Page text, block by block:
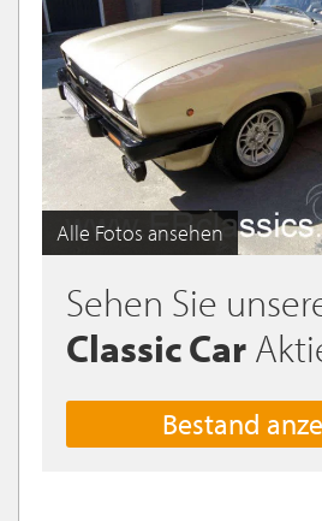
Alle Fotos ansehen
Sehen Sie
Classic Car
Bestand